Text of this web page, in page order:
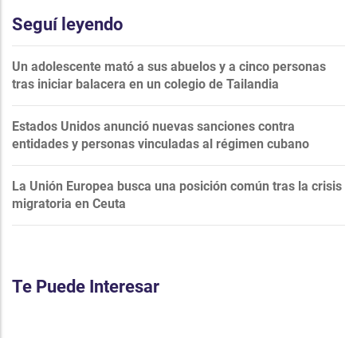
Seguí leyendo
Un adolescente mató a sus abuelos y a cinco personas
tras iniciar balacera en un colegio de Tailandia
Estados Unidos anunció nuevas sanciones contra
entidades y personas vinculadas al régimen cubano
La Unión Europea busca una posición común tras la crisis
migratoria en Ceuta
Te Puede Interesar